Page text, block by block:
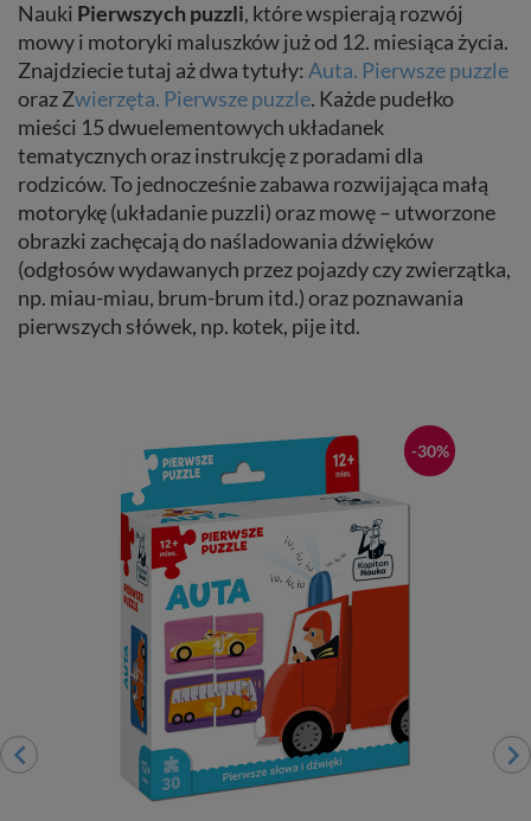
Nauki Pierwszychpuzzli, które wspierają rozwój
mowy i motoryki maluszków już od 12. miesiąca życia.
Znajdziecie tutaj aż dwa tytuły:Auta. Pierwsze puzzle
oraz Zwierzęta. Pierwsze puzzle. Każde pudełko
mieści 15 dwuelementowych układanek
tematycznych oraz instrukcję z poradami dla
rodziców. To jednocześnie zabawa rozwijająca małą
motorykę (układanie puzzli) oraz mowę – utworzone
obrazki zachęcają do naśladowania dźwięków
(odgłosów wydawanych przez pojazdy czy zwierzątka,
np. miau-miau, brum-brum itd.) oraz poznawania
pierwszych słówek, np. kotek, pije itd.
-30%